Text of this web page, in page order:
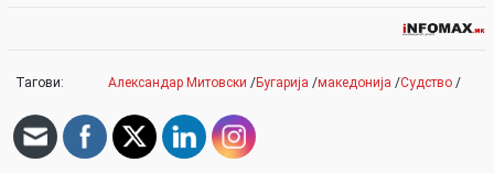
Тагови: Александар Митовски /Бугарија /македонија /Судство /